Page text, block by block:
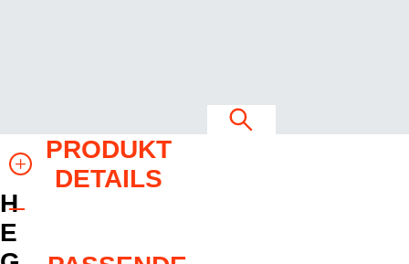
H
E
PRODUKT
DETAILS